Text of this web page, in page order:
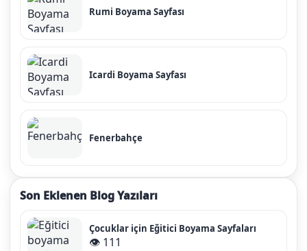
Rumi Boyama Sayfası
Icardi Boyama Sayfası
Fenerbahçe
Son Eklenen Blog Yazıları
Çocuklar için Eğitici Boyama Sayfaları
👁️ 111